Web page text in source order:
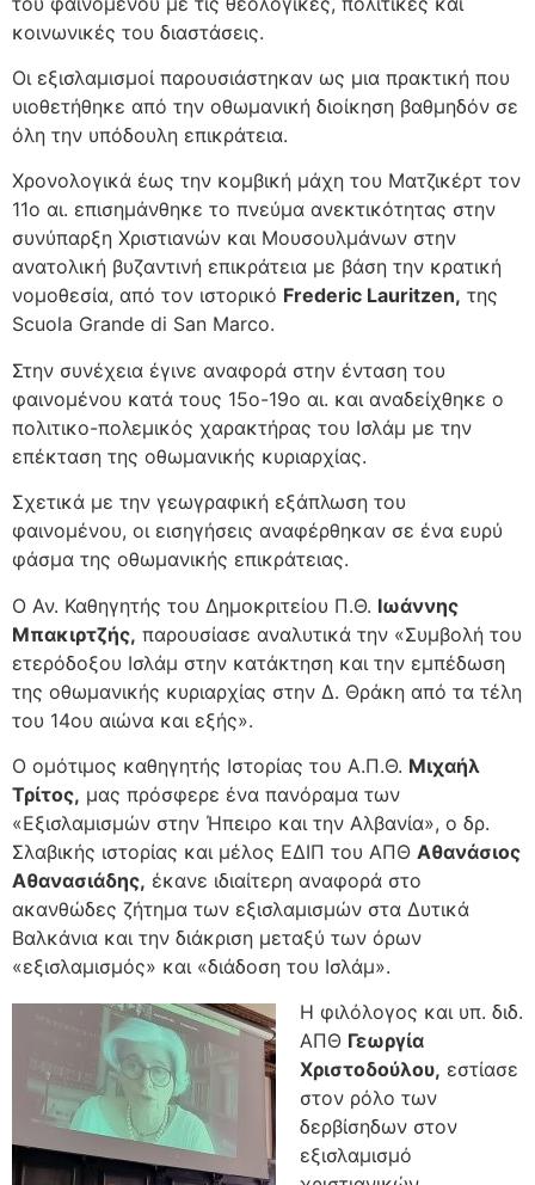
κοινωνικές του διαστάσεις.
Οι εξισλαμισμοί παρουσιάστηκαν ως μια πρακτική που
υιοθετήθηκε από την οθωμανική διοίκηση βαθμηδόν σε
όλη την υπόδουλη επικράτεια.
Χρονολογικά έως την κομβική μάχη του Ματζικέρτ τον
11ο αι. επισημάνθηκε το πνεύμα ανεκτικότητας στην
συνύπαρξη Χριστιανών και Μουσουλμάνων στην
ανατολική βυζαντινή επικράτεια με βάση την κρατική
νομοθεσία, από τον ιστορικό Frederic Lauritzen, της
Scuola Grande di San Marco.
Στην συνέχεια έγινε αναφορά στην ένταση του
φαινομένου κατά τους 15ο-19ο αι. και αναδείχθηκε ο
πολιτικο-πολεμικός χαρακτήρας του Ισλάμ με την
επέκταση της οθωμανικής κυριαρχίας.
Σχετικά με την γεωγραφική εξάπλωση του
φαινομένου, οι εισηγήσεις αναφέρθηκαν σε ένα ευρύ
φάσμα της οθωμανικής επικράτειας.
Ο Αν. Καθηγητής του Δημοκριτείου Π.Θ. Ιωάννης
Μπακιρτζής, παρουσίασε αναλυτικά την «Συμβολή του
ετερόδοξου Ισλάμ στην κατάκτηση και την εμπέδωση
της οθωμανικής κυριαρχίας στην Δ. Θράκη από τα τέλη
του 14ου αιώνα και εξής».
Ο ομότιμος καθηγητής Ιστορίας του Α.Π.Θ. Μιχαήλ
Τρίτος, μας πρόσφερε ένα πανόραμα των
«Εξισλαμισμών στην Ήπειρο και την Αλβανία», ο δρ.
Σλαβικής ιστορίας και μέλος ΕΔΙΠ του ΑΠΘ Αθανάσιος
Αθανασιάδης, έκανε ιδιαίτερη αναφορά στο
ακανθώδες ζήτημα των εξισλαμισμών στα Δυτικά
Βαλκάνια και την διάκριση μεταξύ των όρων
«εξισλαμισμός» και «διάδοση του Ισλάμ».
Η φιλόλογος και υπ. διδ.
ΑΠΘ Γεωργία
Χριστοδούλου, εστίασε
στον ρόλο των
δερβίσηδων στον
εξισλαμισμό